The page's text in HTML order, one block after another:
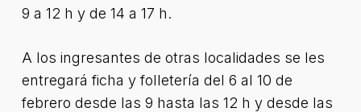
9 a 12 h y de 14 a 17 h.
A los ingresantes de otras localidades se les
entregará ficha y folletería del 6 al 10 de
febrero desde las 9 hasta las 12 h y desde las